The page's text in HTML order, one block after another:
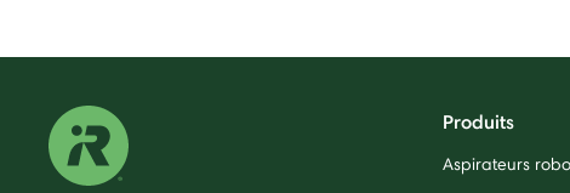
Produits
Aspirateurs